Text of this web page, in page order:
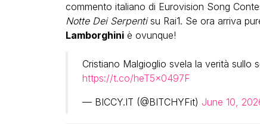
commento italiano di Eurovision Song
Notte Dei Serpentisu Rai1. Se ora arriva
Lamborghiniè ovunque!
Cristiano Malgioglio svela la verità sullo
https://t.co/heT5x0497F
— BICCY.IT (@BITCHYFit) June 10,